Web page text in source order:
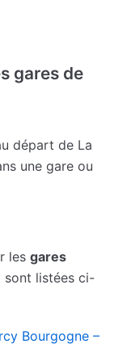
gares de
départ de La
une gare ou
lesgares
sont listées ci-
Bourgogne –